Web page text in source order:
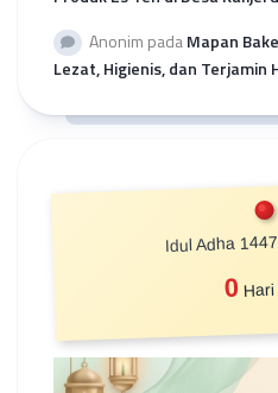
Anonim padaMapan
Lezat, Higienis, dan Terjamin
Idul Adha
0